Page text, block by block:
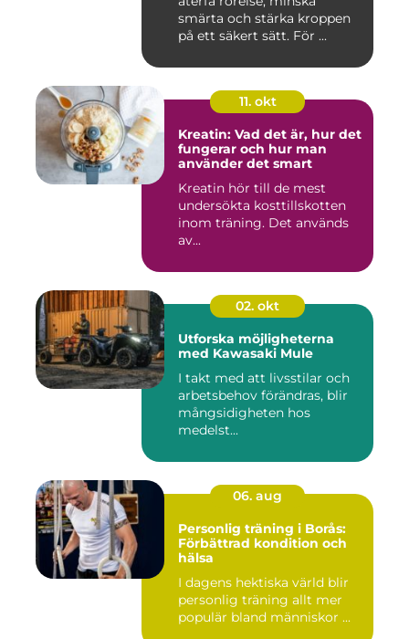
smärta och stärka kroppen
på ett säkert sätt. För ...
11. okt
Kreatin: Vad det är, hur det
fungerar och hur man
använder det smart
Kreatin hör till de mest
undersökta kosttillskotten
inom träning. Det används
av...
02. okt
Utforska möjligheterna
med Kawasaki Mule
I takt med att livsstilar och
arbetsbehov förändras, blir
mångsidigheten hos
medelst...
06. aug
Personlig träning i Borås:
Förbättrad kondition och
hälsa
I dagens hektiska värld blir
personlig träning allt mer
populär bland människor ...